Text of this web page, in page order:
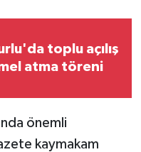
toplu açılış
atma töreni
önemli
kaymakam